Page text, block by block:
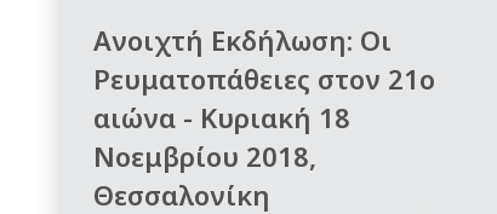
Ανοιχτή Εκδήλωση: Οι
Ρευματοπάθειες στον 21ο
αιώνα - Κυριακή 18
Νοεμβρίου 2018,
Θεσσαλονίκη